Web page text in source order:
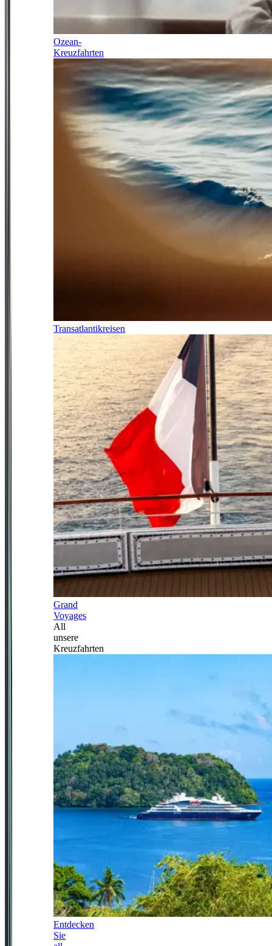
Ozean-
Kreuzfahrten
Transatlantikreisen
Grand
Voyages
All
unsere
Kreuzfahrten
Entdecken
Sie